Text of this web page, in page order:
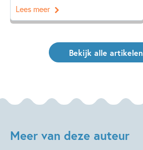
Lees meer
Bekijk alle artikelen
Meer van deze auteur